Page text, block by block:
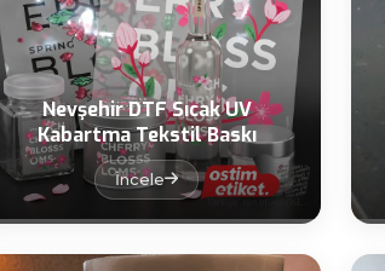
Nevşehir DTF Sıcak UV
Kabartma Tekstil Baskı
İncele